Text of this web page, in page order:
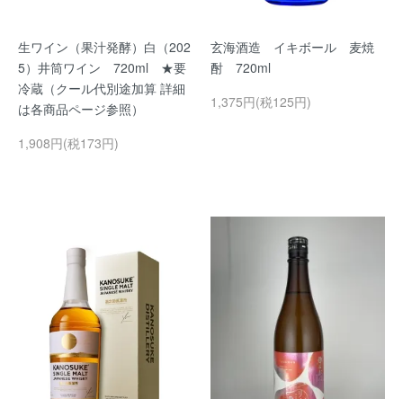
生ワイン（果汁発酵）白（202
5）井筒ワイン 720ml ★要
冷蔵（クール代別途加算 詳細
は各商品ページ参照）
1,908円(税173円)
玄海酒造 イキボール 麦焼
酎 720ml
1,375円(税125円)